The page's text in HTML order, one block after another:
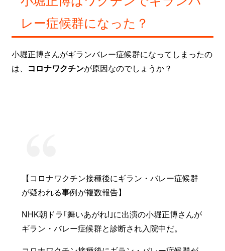
レー症候群になった？
小堀正博さんがギランバレー症候群になってしまったの
は、
コロナワクチンが原因なのでしょうか？
【コロナワクチン接種後にギラン・バレー症候群
が疑われる事例が複数報告】
NHK朝ドラ｢舞いあがれ!｣に出演の小堀正博さんが
ギラン・バレー症候群と診断され入院中だ。